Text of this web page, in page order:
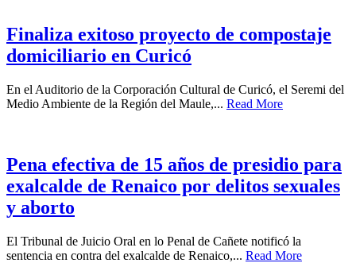
Finaliza exitoso proyecto de compostaje
domiciliario en Curicó
En el Auditorio de la Corporación Cultural de Curicó, el Seremi del
Medio Ambiente de la Región del Maule,... Read More
Pena efectiva de 15 años de presidio para
exalcalde de Renaico por delitos sexuales
y aborto
El Tribunal de Juicio Oral en lo Penal de Cañete notificó la
sentencia en contra del exalcalde de Renaico,... Read More